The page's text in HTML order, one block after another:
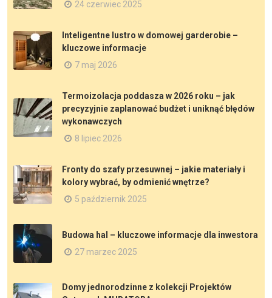
24 czerwiec 2025
Inteligentne lustro w domowej garderobie –
kluczowe informacje
7 maj 2026
Termoizolacja poddasza w 2026 roku – jak
precyzyjnie zaplanować budżet i uniknąć błędów
wykonawczych
8 lipiec 2026
Fronty do szafy przesuwnej – jakie materiały i
kolory wybrać, by odmienić wnętrze?
5 październik 2025
Budowa hal – kluczowe informacje dla inwestora
27 marzec 2025
Domy jednorodzinne z kolekcji Projektów